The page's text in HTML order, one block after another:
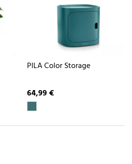
PILA Color Storage
64,99 €